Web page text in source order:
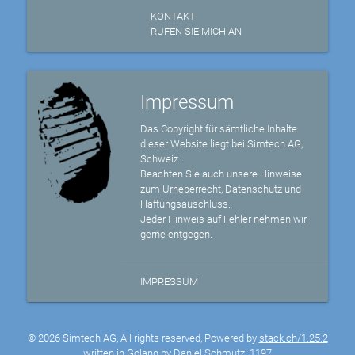
KONTAKT
RUFEN SIE MICH AN
Impressum
Das Copyright für sämtliche Inhalte
dieser Website liegt bei Simtech AG,
Schweiz.
Beachten Sie auch unsere Hinweise
zum Urheberrecht, Datenschutz und
Haftungsauschluss.
Jeder Hinweis auf Fehler nehmen wir
gerne entgegen.
IMPRESSUM
© 2026 Simtech AG, All rights reserved, Powered by stack.ch/1.25.2